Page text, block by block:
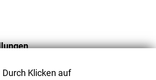
Klicken auf